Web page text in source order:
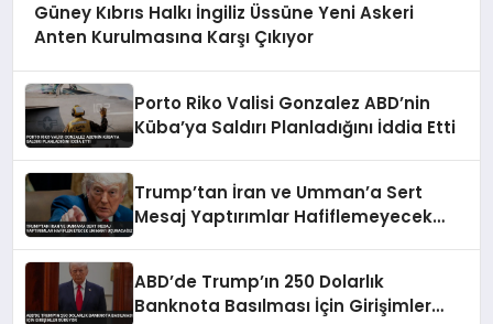
Güney Kıbrıs Halkı İngiliz Üssüne Yeni Askeri
Anten Kurulmasına Karşı Çıkıyor
Porto Riko Valisi Gonzalez ABD’nin
Küba’ya Saldırı Planladığını İddia Etti
Trump’tan İran ve Umman’a Sert
Mesaj Yaptırımlar Hafiflemeyecek
ABD’de Trump’ın 250 Dolarlık
Banknota Basılması İçin Girişimler